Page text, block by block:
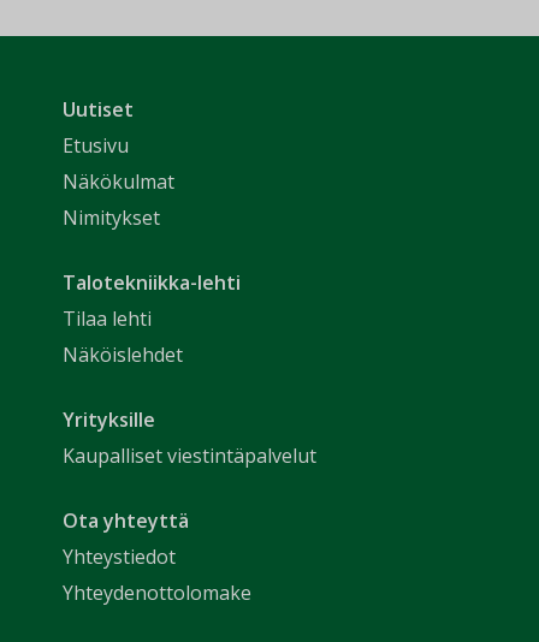
Uutiset
Etusivu
Näkökulmat
Nimitykset
Talotekniikka-lehti
Tilaa lehti
Näköislehdet
Yrityksille
Kaupalliset viestintäpalvelut
Ota yhteyttä
Yhteystiedot
Yhteydenottolomake